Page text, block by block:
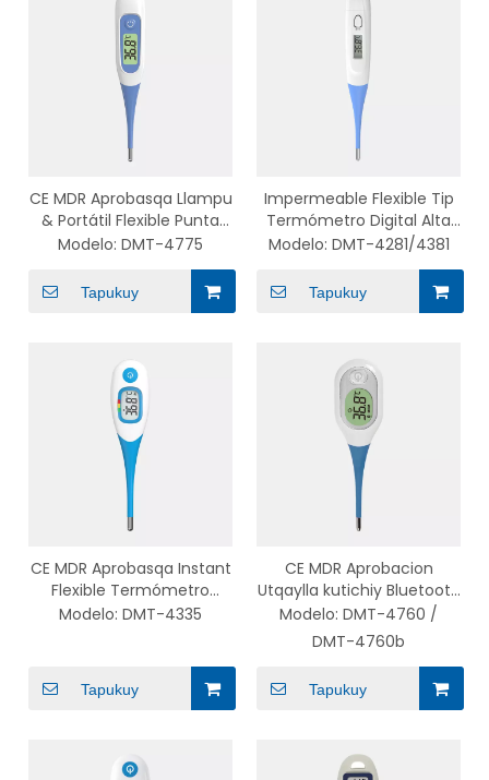
CE MDR Aprobasqa Llampu
& Portátil Flexible Punta
Termómetro Familia-
Usopaq DMT-4775
Modelo: DMT-4775
Tapukuy
Impermeable Flexible Tip
Termómetro Digital Alta
Exactitudwan Kuraq
runakunapaq chaymanta
Wawakunapaq DMT-
4281/4381
Modelo: DMT-4281/4381
Tapukuy
CE MDR Aprobasqa Instant
Flexible Termómetro
Digital
Modelo: DMT-4335
Tapukuy
CE MDR Aprobacion
Utqaylla kutichiy Bluetooth
Electrónico Termómetro
Impermeable Wawapaq
Modelo: DMT-4760 /
DMT-4760b
Tapukuy